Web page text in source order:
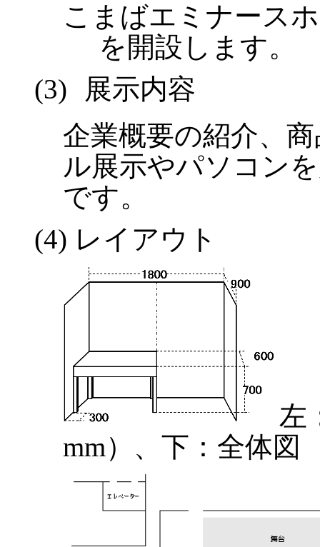
こまばエミナース
を開設します。
(3)
展示内容
企業概要の紹介、
ル展示やパソコン
です。
(4) レイアウト
左
mm）、下：全体図